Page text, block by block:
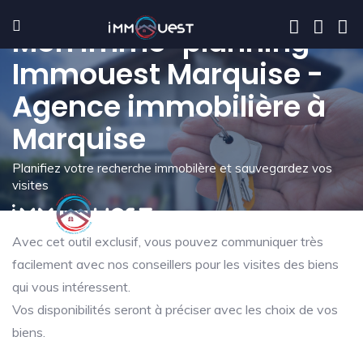
Mon immo-planning -
Immouest Marquise -
Agence immobilière à
Marquise
Planifiez votre recherche immobilère et sauvegardez vos
visites
Avec cet outil exclusif, vous pouvez communiquer très
facilement avec nos conseillers pour les visites des biens
qui vous intéressent.
Vos disponibilités seront à préciser avec les choix de vos
biens.